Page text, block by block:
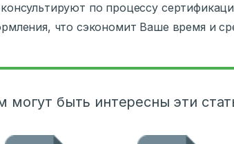
по процессу
что сэкономит Ваше время и
могут быть интересны эти